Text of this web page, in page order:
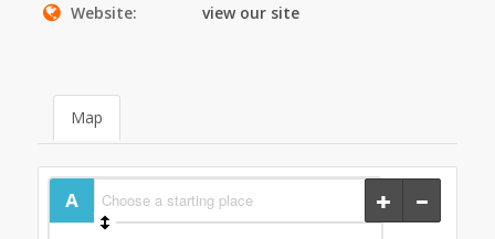
Website: view our site
Map